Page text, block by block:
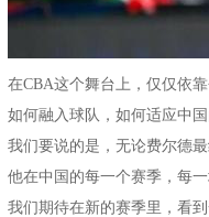
在CBA这个舞台上，仅仅依
如何融入球队，如何适应中
我们要说的是，无论费尔德
他在中国的每一个赛季，每
我们期待在新的赛季里，看